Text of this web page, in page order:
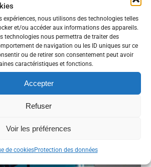
expériences, nous utilisons des technologies telles
et/ou accéder aux informations des appareils.
technologies nous permettra de traiter des
de navigation ou les ID uniques sur ce
ou de retirer son consentement peut avoir
caractéristiques et fonctions.
Accepter
Refuser
Voir les préférences
de cookiesProtection des données